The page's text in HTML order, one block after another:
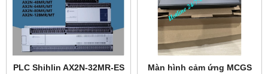
PLC Shihlin AX2N-32MR-ES
Màn hình cảm ứng MCGS